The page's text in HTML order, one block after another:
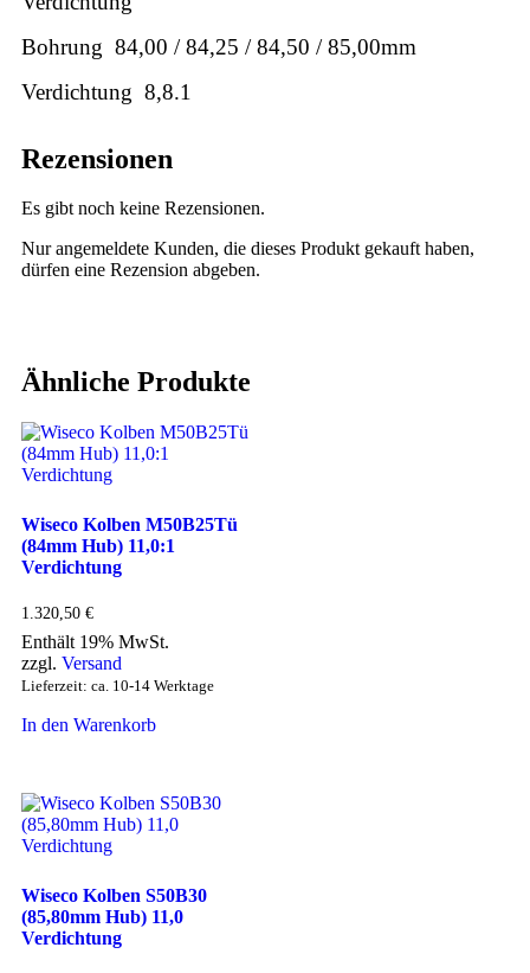
Bohrung 84,00 / 84,25 / 84,50 / 85,00mm
Verdichtung 8,8.1
Rezensionen
Es gibt noch keine Rezensionen.
Nur angemeldete Kunden, die dieses Produkt gekauft haben,
dürfen eine Rezension abgeben.
Ähnliche Produkte
Wiseco Kolben M50B25Tü
(84mm Hub) 11,0:1
Verdichtung
1.320,50 €
Enthält 19% MwSt.
zzgl. Versand
Lieferzeit: ca. 10-14 Werktage
In den Warenkorb
Wiseco Kolben S50B30
(85,80mm Hub) 11,0
Verdichtung